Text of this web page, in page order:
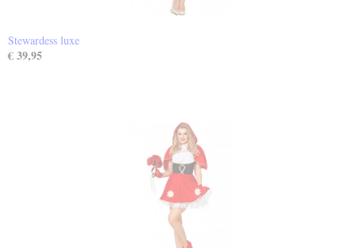
Stewardess luxe
€ 39,95